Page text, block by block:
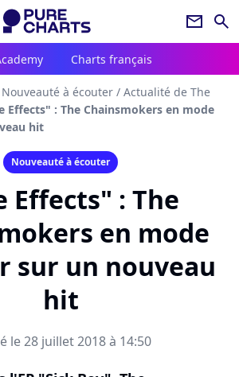
newsletter search
Charts français
Nouveauté à écouter / Actualité de The
Effects" : The Chainsmokers en mode
hit
Nouveauté à écouter
Effects" : The
en mode
sur un nouveau
hit
le 28 juillet 2018 à 14:50